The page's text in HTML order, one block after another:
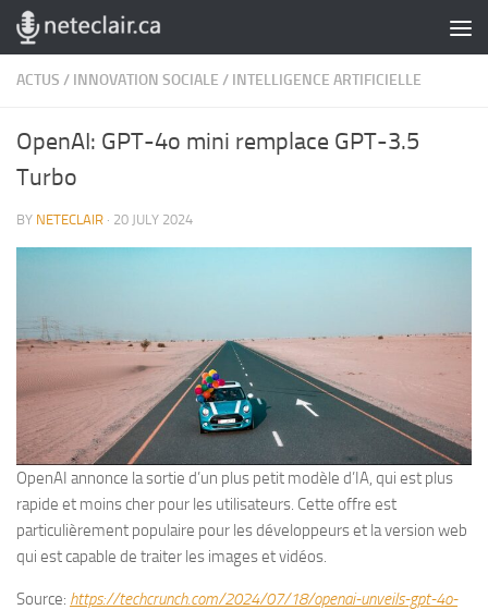
Skip to content
ACTUS / INNOVATION SOCIALE / INTELLIGENCE ARTIFICIELLE
OpenAI: GPT-4o mini remplace GPT-3.5
Turbo
BY NETECLAIR · 20 JULY 2024
OpenAI annonce la sortie d’un plus petit modèle d’IA, qui est plus
rapide et moins cher pour les utilisateurs. Cette offre est
particulièrement populaire pour les développeurs et la version web
qui est capable de traiter les images et vidéos.
Source: https://techcrunch.com/2024/07/18/openai-unveils-gpt-4o-